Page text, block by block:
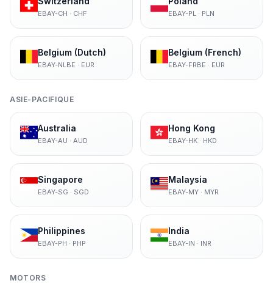
EBAY-CH · CHF EBAY-PL· PLN
Belgium (Dutch)
EBAY-NLBE · EUR
Belgium (French)
EBAY-FRBE · EUR
ASIE-PACIFIQUE
Australia
EBAY-AU · AUD
Hong Kong
EBAY-HK· HKD
Singapore
EBAY-SG · SGD
Malaysia
EBAY-MY· MYR
Philippines
EBAY-PH · PHP
India
EBAY-IN · INR
MOTORS